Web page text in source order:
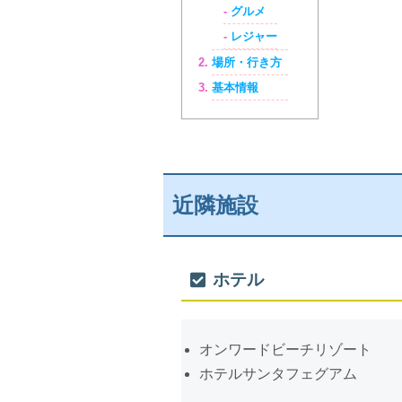
グルメ
レジャー
場所・行き方
基本情報
近隣施設
ホテル
オンワードビーチリゾート
ホテルサンタフェグアム